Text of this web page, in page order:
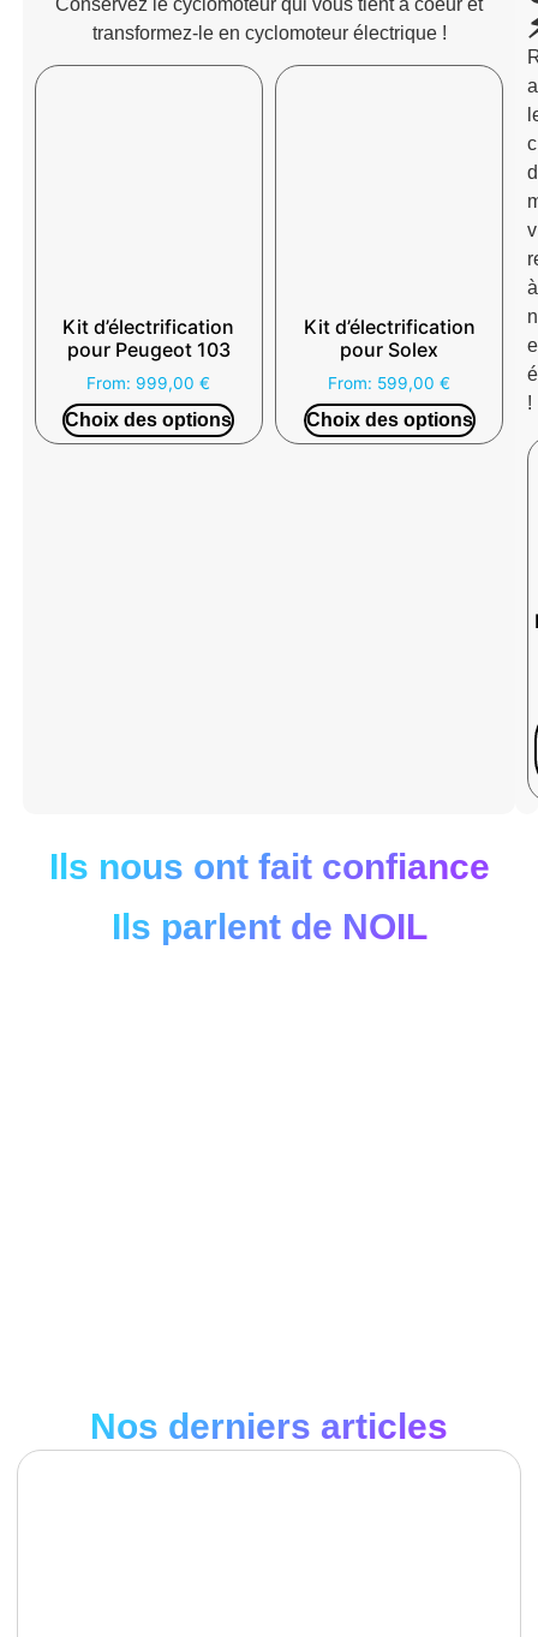
transformez-le en cyclomoteur électrique !
Kit d’électrification
pour Peugeot 103
From: 999,00€
Choix des options
Kit d’électrification
pour Solex
From: 599,00€
Choix des options
à
!
Ils nous ont fait confiance
Ils parlent de NOIL
Nos derniers articles